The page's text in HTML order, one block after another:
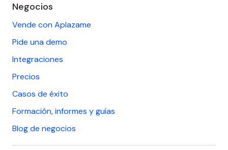
Negocios
Vende con Aplazame
Pide una demo
Integraciones
Precios
Casos de éxito
Formación, informes y guías
Blog de negocios